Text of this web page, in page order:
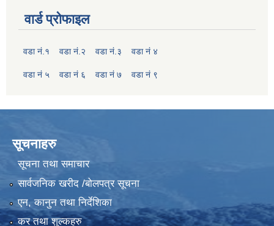
वार्ड प्रोफाइल
वडा नं.१ वडा नं.२ वडा नं.३ वडा नं ४
वडा नं ५ वडा नं ६ वडा नं ७ वडा नं ९
सूचनाहरु
सूचना तथा समाचार
सार्वजनिक खरीद /बोलपत्र सूचना
एन, कानुन तथा निर्देशिका
कर तथा शुल्कहरु